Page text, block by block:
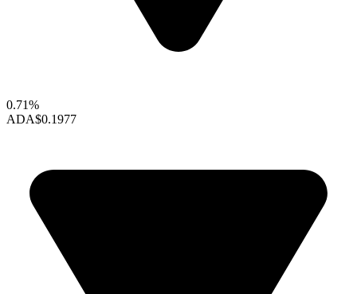
0.71%
ADA$0.1977